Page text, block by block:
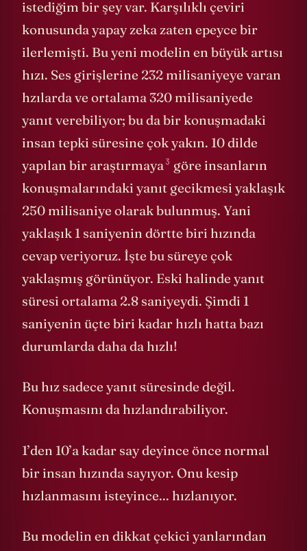
istediğim bir şey var. Karşılıklı çeviri
konusunda yapay zeka zaten epeyce bir
ilerlemişti. Bu yeni modelin en büyük artısı
hızı. Ses girişlerine 232 milisaniyeye varan
hzılarda ve ortalama 320 milisaniyede
yanıt verebiliyor; bu da bir konuşmadaki
insan tepki süresine çok yakın. 10 dilde
yapılan bir araştırmaya 3 göre insanların
konuşmalarındaki yanıt gecikmesi yaklaşık
250 milisaniye olarak bulunmuş. Yani
yaklaşık 1 saniyenin dörtte biri hızında
cevap veriyoruz. İşte bu süreye çok
yaklaşmış görünüyor. Eski halinde yanıt
süresi ortalama 2.8 saniyeydi. Şimdi 1
saniyenin üçte biri kadar hızlı hatta bazı
durumlarda daha da hızlı!
Bu hız sadece yanıt süresinde değil.
Konuşmasını da hızlandırabiliyor.
1’den 10’a kadar say deyince önce normal
bir insan hızında sayıyor. Onu kesip
hızlanmasını isteyince... hızlanıyor.
Bu modelin en dikkat çekici yanlarından